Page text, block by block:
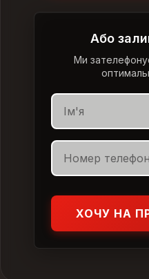
Або
Ми
ХОЧУ НА